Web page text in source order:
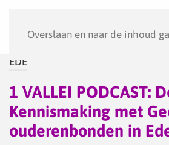
Overslaan en naar de inhoud
EDE
1 VALLEI PODCAST:
Kennismaking met
ouderenbonden in